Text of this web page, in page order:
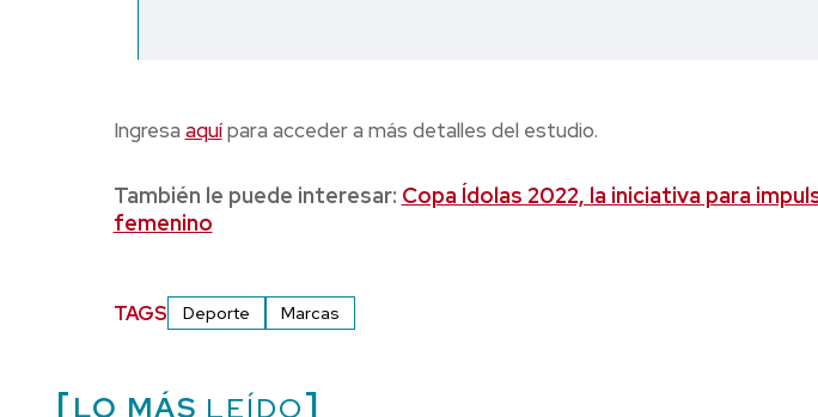
Ingresa aquípara acceder a más detalles del estudio.
También le puede interesar: Copa Ídolas 2022, la iniciativa para
femenino
TAGS Deporte Marcas
LO MÁS LEÍDO